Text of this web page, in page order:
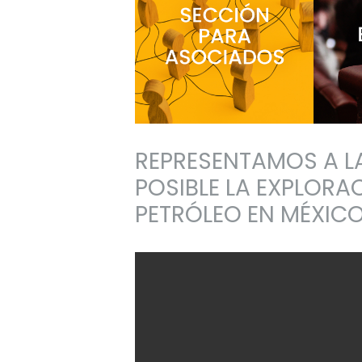
Acceso a sección
exclusiva para
son
>
REPRESENTAMOS A
POSIBLE LA
PETRÓLEO EN